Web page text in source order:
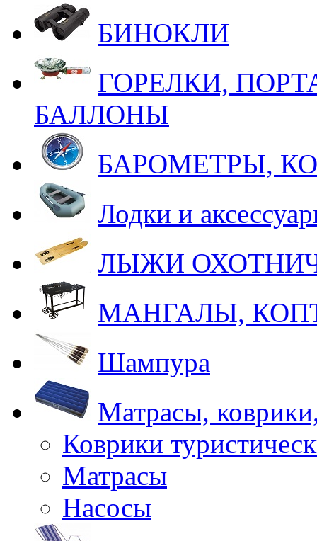
БИНОКЛИ
ГОРЕЛКИ,
БАЛЛОНЫ
БАРОМЕТРЫ,
Лодки и
ЛЫЖИ
МАНГАЛЫ,
Шампура
Матрасы,
Коврики
Матрасы
Насосы